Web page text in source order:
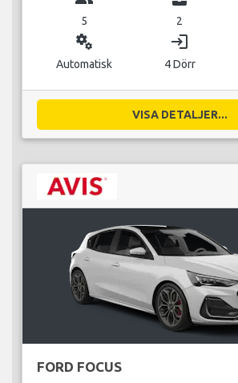
5 2
miscellaneous_services
Automatisk
login
4 Dörr
VISA DETALJER...
FORD FOCUS